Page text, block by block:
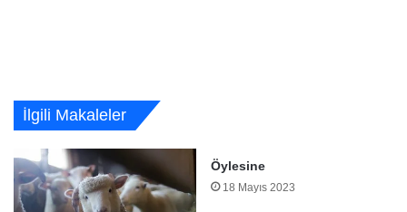
İlgili Makaleler
Öylesine
18 Mayıs 2023